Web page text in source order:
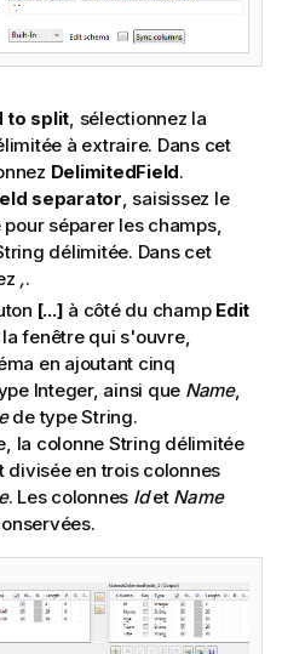
to split , sélectionnez la
à extraire. Dans cet
DelimitedField.
separator , saisissez le
séparer les champs,
délimitée. Dans cet
,.
[...] à côté du champ Edit
fenêtre qui s'ouvre,
en ajoutant cinq
Integer, ainsi que Name,
de type String.
la colonne String délimitée
divisée en trois colonnes
. Les colonnes Idet Name